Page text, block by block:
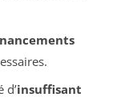
d’insuffisant